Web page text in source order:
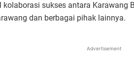
kolaborasi sukses antara Karawang
dan berbagai pihak lainnya.
Advertisement